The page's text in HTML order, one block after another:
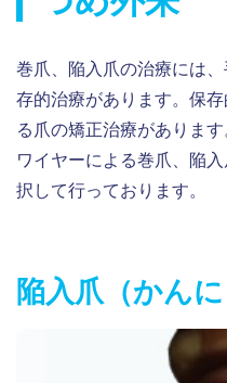
巻爪、陥入爪の治療には
存的治療があります。保
る爪の矯正治療がありま
ワイヤーによる巻爪、陥
択して行っております。
陥入爪（かん